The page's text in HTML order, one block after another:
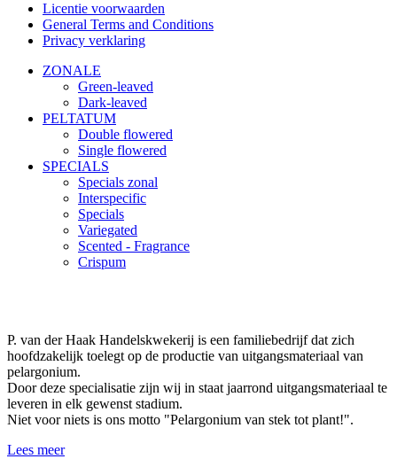
Licentie voorwaarden
General Terms and Conditions
Privacy verklaring
ZONALE
Green-leaved
Dark-leaved
PELTATUM
Double flowered
Single flowered
SPECIALS
Specials zonal
Interspecific
Specials
Variegated
Scented - Fragrance
Crispum
P. van der Haak Handelskwekerij is een familiebedrijf dat zich
hoofdzakelijk toelegt op de productie van uitgangsmateriaal van
pelargonium.
Door deze specialisatie zijn wij in staat jaarrond uitgangsmateriaal te
leveren in elk gewenst stadium.
Niet voor niets is ons motto "Pelargonium van stek tot plant!".
Lees meer